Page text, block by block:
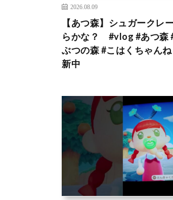
2026.08.09
【あつ森】シュガークレ
らかな？ #vlog #あつ森
ぶつの森 #こはくちゃん
新中